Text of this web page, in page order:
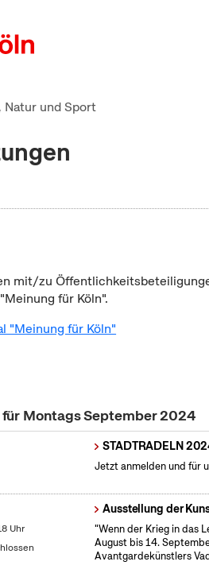
Natur und Sport
mit/zu
für Köln".
"Meinung für Köln"
Montags September 2024
STADTRADELN
Jetzt anmelden und für
Uhr
Ausstellung der
"Wenn der Krieg in das
August bis 14.
Avantgardekünstlers